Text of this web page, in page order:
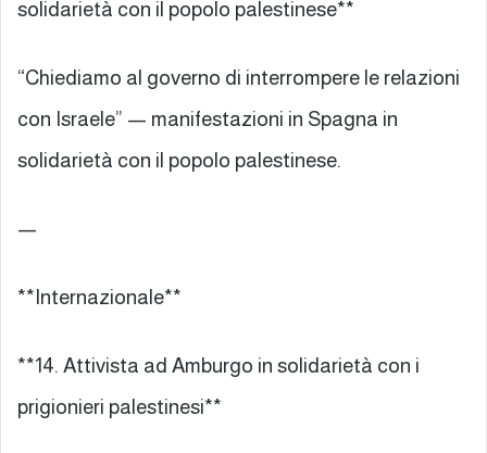
solidarietà con il popolo palestinese**
“Chiediamo al governo di interrompere le relazioni
con Israele” — manifestazioni in Spagna in
solidarietà con il popolo palestinese.
—
**Internazionale**
**14. Attivista ad Amburgo in solidarietà con i
prigionieri palestinesi**